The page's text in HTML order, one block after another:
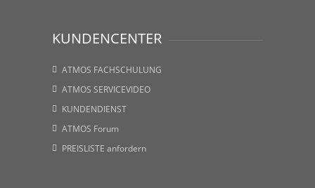
KUNDENCENTER
ATMOS FACHSCHULUNG
ATMOS SERVICEVIDEO
KUNDENDIENST
ATMOS Forum
PREISLISTE anfordern